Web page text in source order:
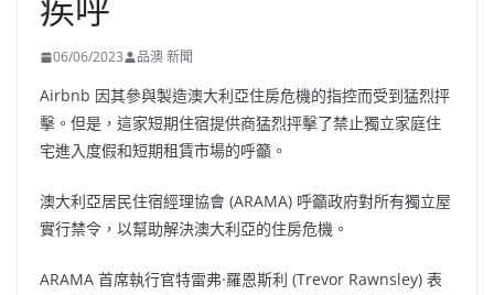
06/06/2023 品澳 新聞
Airbnb 因其參與製造澳大利亞住房危機的指控而受到猛烈抨
擊。但是，這家短期住宿提供商猛烈抨擊了禁止獨立家庭住
宅進入度假和短期租賃市場的呼籲。
澳大利亞居民住宿經理協會 (ARAMA) 呼籲政府對所有獨立屋
實行禁令，以幫助解決澳大利亞的住房危機。
ARAMA 首席執行官特雷弗·羅恩斯利 (Trevor Rawnsley) 表